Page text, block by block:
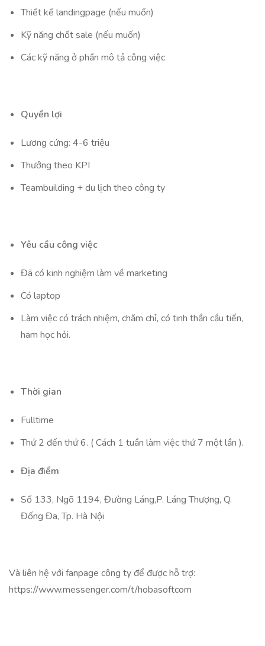
Thiết kế landingpage (nếu muốn)
Kỹ năng chốt sale (nếu muốn)
Các kỹ năng ở phần mô tả công việc
Quyền lợi
Lương cứng: 4-6 triệu
Thưởng theo KPI
Teambuilding + du lịch theo công ty
Yêu cầu công việc
Đã có kinh nghiệm làm về marketing
Có laptop
Làm việc có trách nhiệm, chăm chỉ, có tinh thần cầu tiến,
ham học hỏi.
Thời gian
Fulltime
Thứ 2 đến thứ 6. ( Cách 1 tuần làm việc thứ 7 một lần ).
Địa điểm
Số 133, Ngõ 1194, Đường Láng,P. Láng Thượng, Q.
Đống Đa, Tp. Hà Nội
Và liên hệ với fanpage công ty để được hỗ trợ:
https://www.messenger.com/t/hobasoftcom